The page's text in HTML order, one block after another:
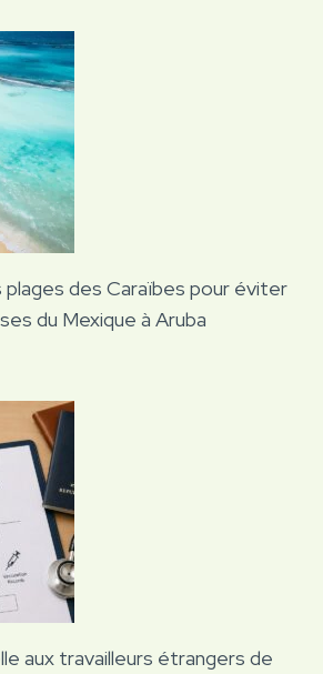
plages des Caraïbes pour éviter
du Mexique à Aruba
aux travailleurs étrangers de